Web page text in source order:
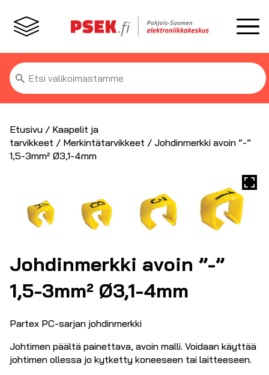
Etsi:
Etusivu / Kaapelit ja
tarvikkeet / Merkintätarvikkeet / Johdinmerkki avoin ”-”
1,5-3mm² Ø3,1-4mm
Johdinmerkki avoin ”-”
1,5-3mm² Ø3,1-4mm
Partex PC-sarjan johdinmerkki
Johtimen päältä painettava, avoin malli. Voidaan käyttää
johtimen ollessa jo kytketty koneeseen tai laitteeseen.